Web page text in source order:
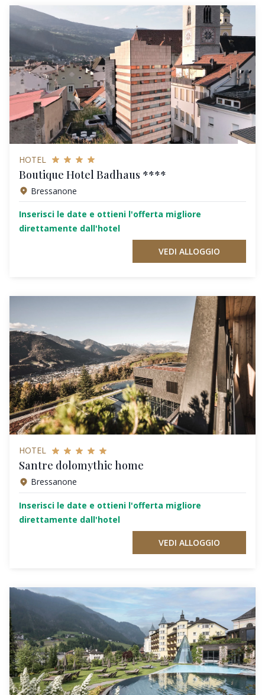
HOTEL
Boutique Hotel Badhaus ****
Bressanone
Inserisci le date e ottieni l'offerta migliore
direttamente dall'hotel
VEDI ALLOGGIO
HOTEL
Santre dolomythic home
Bressanone
Inserisci le date e ottieni l'offerta migliore
direttamente dall'hotel
VEDI ALLOGGIO